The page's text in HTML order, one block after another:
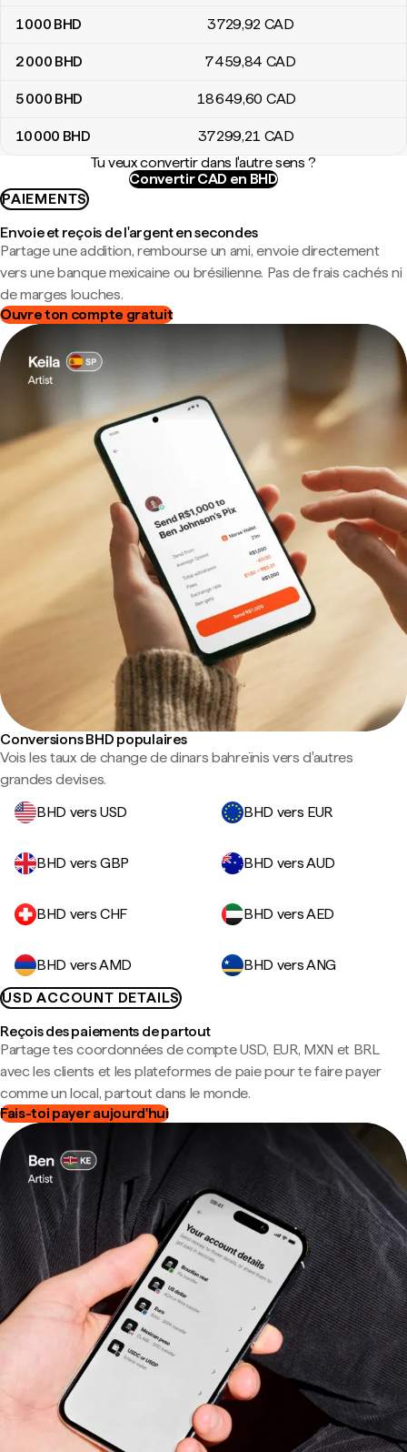
1 000 BHD 3 729,92 CAD
2 000 BHD 7 459,84 CAD
5 000 BHD 18 649,60 CAD
10 000 BHD 37 299,21 CAD
Tu veux convertir dans l'autre sens ?
Convertir CAD en BHD
PAIEMENTS
Envoie et reçois de l'argent en secondes
Partage une addition, rembourse un ami, envoie directement
vers une banque mexicaine ou brésilienne. Pas de frais cachés ni
de marges louches.
Ouvre ton compte gratuit
Conversions BHD populaires
Vois les taux de change de dinars bahreïnis vers d'autres
grandes devises.
BHD vers USD
BHD vers EUR
BHD vers GBP BHD vers AUD
BHD vers CHF BHD vers AED
BHD vers AMD
BHD vers ANG
USD ACCOUNT DETAILS
Reçois des paiements de partout
Partage tes coordonnées de compte USD, EUR, MXN et BRL
avec les clients et les plateformes de paie pour te faire payer
comme un local, partout dans le monde.
Fais-toi payer aujourd'hui